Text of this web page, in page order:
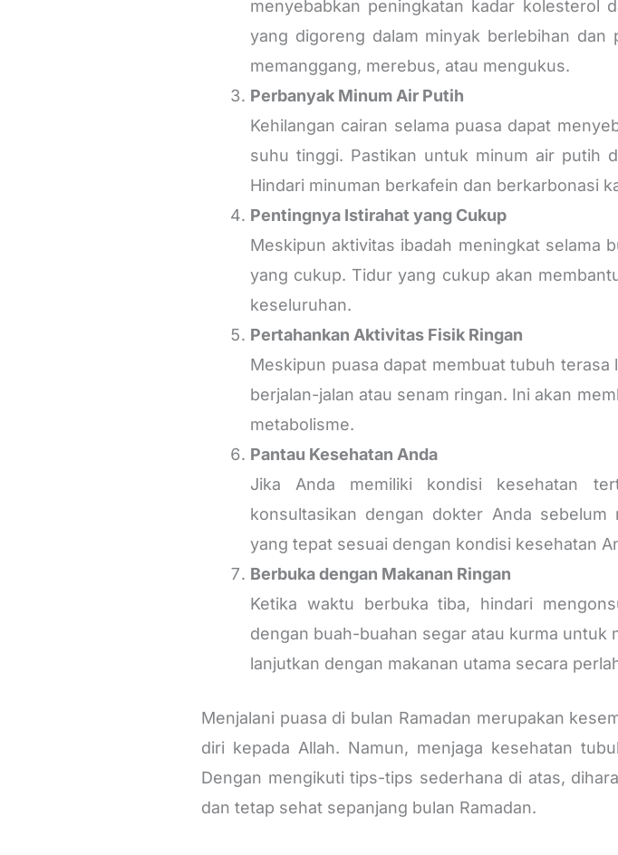
menyebabkan peningkatan kadar kolesterol
yang digoreng dalam minyak berlebihan
memanggang, merebus, atau mengukus.
Perbanyak Minum Air Putih
Kehilangan cairan selama puasa dapat
suhu tinggi. Pastikan untuk minum air putih
Hindari minuman berkafein dan berkarbonasi
Pentingnya Istirahat yang Cukup
Meskipun aktivitas ibadah meningkat selama
yang cukup. Tidur yang cukup akan
keseluruhan.
Pertahankan Aktivitas Fisik Ringan
Meskipun puasa dapat membuat tubuh
berjalan-jalan atau senam ringan. Ini akan
metabolisme.
Pantau Kesehatan Anda
Jika Anda memiliki kondisi kesehatan
konsultasikan dengan dokter Anda
yang tepat sesuai dengan kondisi kesehatan
Berbuka dengan Makanan Ringan
Ketika waktu berbuka tiba, hindari
dengan buah-buahan segar atau kurma untuk
lanjutkan dengan makanan utama secara
Menjalani puasa di bulan Ramadan merupakan
diri kepada Allah. Namun, menjaga kesehatan
Dengan mengikuti tips-tips sederhana di atas,
dan tetap sehat sepanjang bulan Ramadan.